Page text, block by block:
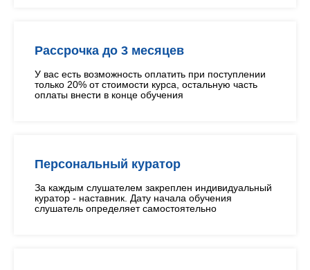
Рассрочка до 3 месяцев
У вас есть возможность оплатить при поступлении
только 20% от стоимости курса, остальную часть
оплаты внести в конце обучения
Персональный куратор
За каждым слушателем закреплен индивидуальный
куратор - наставник. Дату начала обучения
слушатель определяет самостоятельно